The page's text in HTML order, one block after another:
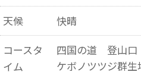
天候
快晴
コースタ
イム
四国の道 登山
ケボノツツジ群